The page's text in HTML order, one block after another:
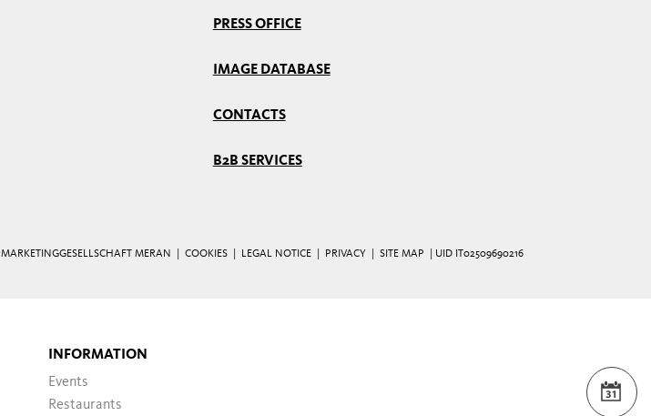
PRESS OFFICE
IMAGE DATABASE
CONTACTS
B2B SERVICES
MARKETINGGESELLSCHAFT MERAN | COOKIES LEGAL NOTICE PRIVACY SITE MAP | UID IT02509690216
INFORMATION
Events
Restaurants